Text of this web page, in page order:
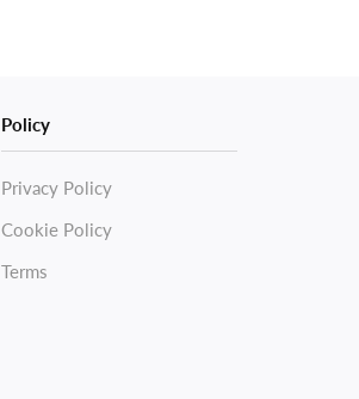
Policy
Privacy Policy
Cookie Policy
Terms